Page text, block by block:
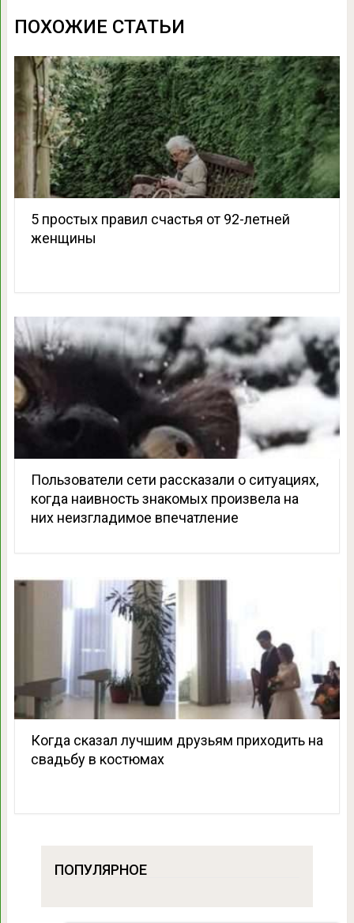
ПОХОЖИЕ СТАТЬИ
5 простых правил счастья от 92-летней
женщины
Пользователи сети рассказали о ситуациях,
когда наивность знакомых произвела на
них неизгладимое впечатление
Когда сказал лучшим друзьям приходить на
свадьбу в костюмах
ПОПУЛЯРНОЕ